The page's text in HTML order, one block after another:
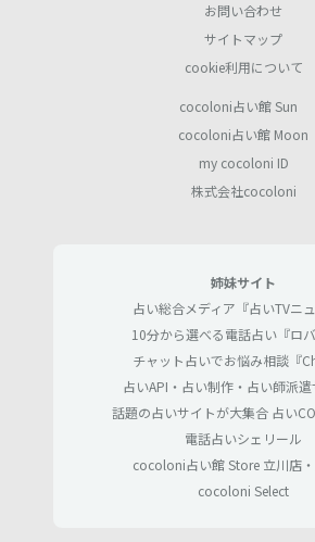
お問い合わせ
サイトマップ
cookie利用について
cocoloni占い館 Sun
cocoloni占い館 Moon
my cocoloni ID
株式会社cocoloni
姉妹サイト
占い総合メディア『占いTVニュ
10分から選べる電話占い『ロバ
チャット占いでお悩み相談『
占いAPI・占い制作・占い師派
話題の占いサイトが大集合 占い
電話占いシェリール
cocoloni占い館 Store 立川店
cocoloni Select